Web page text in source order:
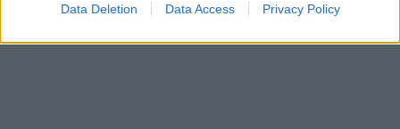
Data Deletion Data Access Privacy Policy